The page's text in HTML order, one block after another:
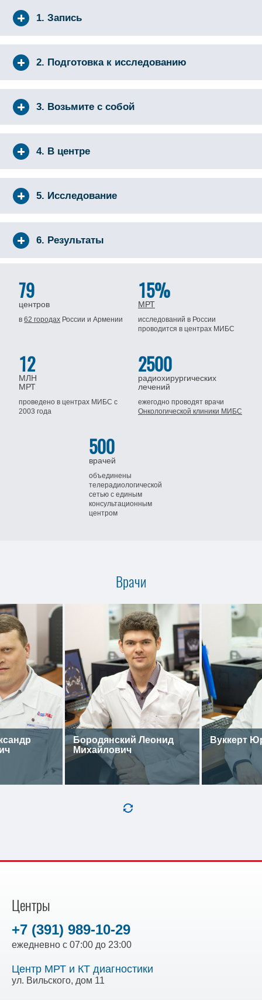
1. Запись
2. Подготовка к исследованию
3. Возьмите с собой
4. В центре
5. Исследование
6. Результаты
79
центров
в62 городах Россиии Армении
15%
МРТ
исследований в России
проводится в центрах МИБС
12
МЛН
МРТ
проведено в центрах МИБСс
2003 года
2500
радиохирургических
лечений
ежегодно проводят врачи
Онкологической клиники МИБС
500
врачей
объединены
телерадиологической
сетью с единым
консультационным
центром
Врачи
Бородянский Леонид
Михайлович
Вуккерт
Центры
+7 (391) 989-10-29
ежедневно с 07:00 до 23:00
Центр МРТ и КТ диагностики
ул. Вильского, дом 11